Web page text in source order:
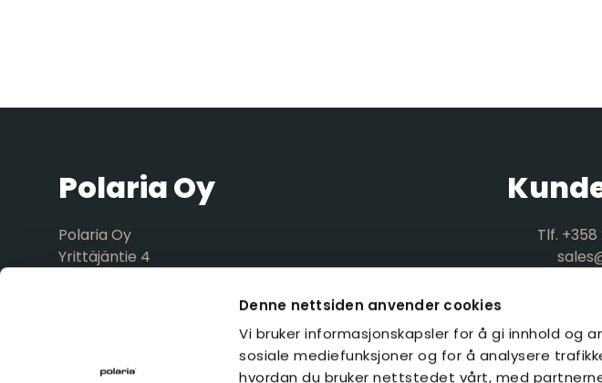
Denne nettsiden anvender cookies
Vi bruker informasjonskapsler for å gi innhold og
sosiale mediefunksjoner og for å analysere
hvordan du bruker nettstedet vårt, med
Polaria Oy
Polaria Oy
Yrittäjäntie 4
Tlf.